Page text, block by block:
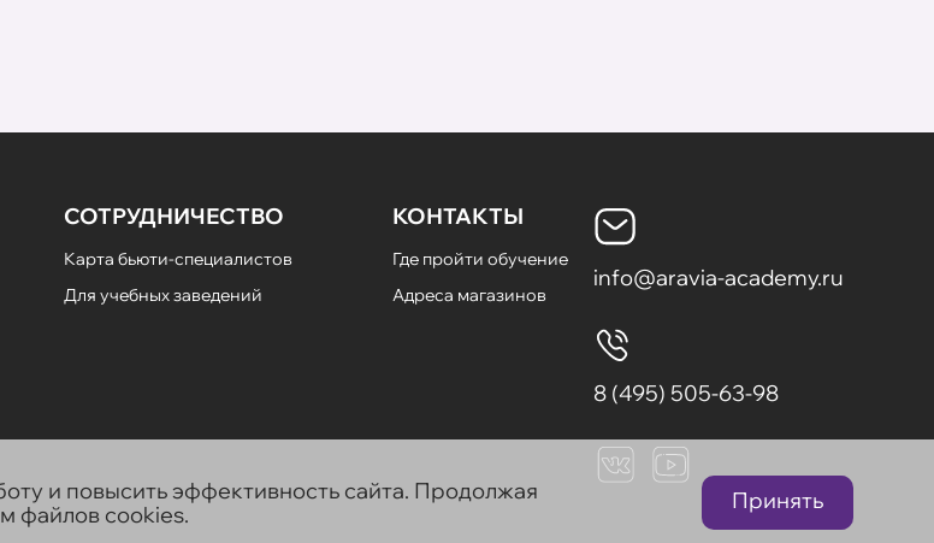
СОТРУДНИЧЕСТВО
Карта бьюти-специалистов
Для учебных заведений
КОНТАКТЫ
Где пройти обучение
Адреса магазинов
info@aravia-academy.ru
8 (495) 505-63-98
и повысить эффективность сайта. Продолжая
файлов cookies.
Принять